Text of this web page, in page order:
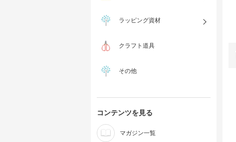
ラッピング資材
クラフト道具
その他
コンテンツを見る
マガジン一覧